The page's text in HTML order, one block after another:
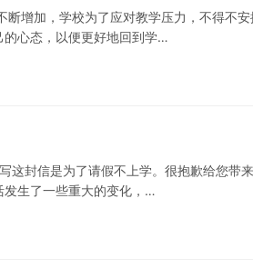
增加，学校为了应对教学压力，不得不
的心态，以便更好地回到学…
这封信是为了请假不上学。很抱歉给您带
发生了一些重大的变化，…